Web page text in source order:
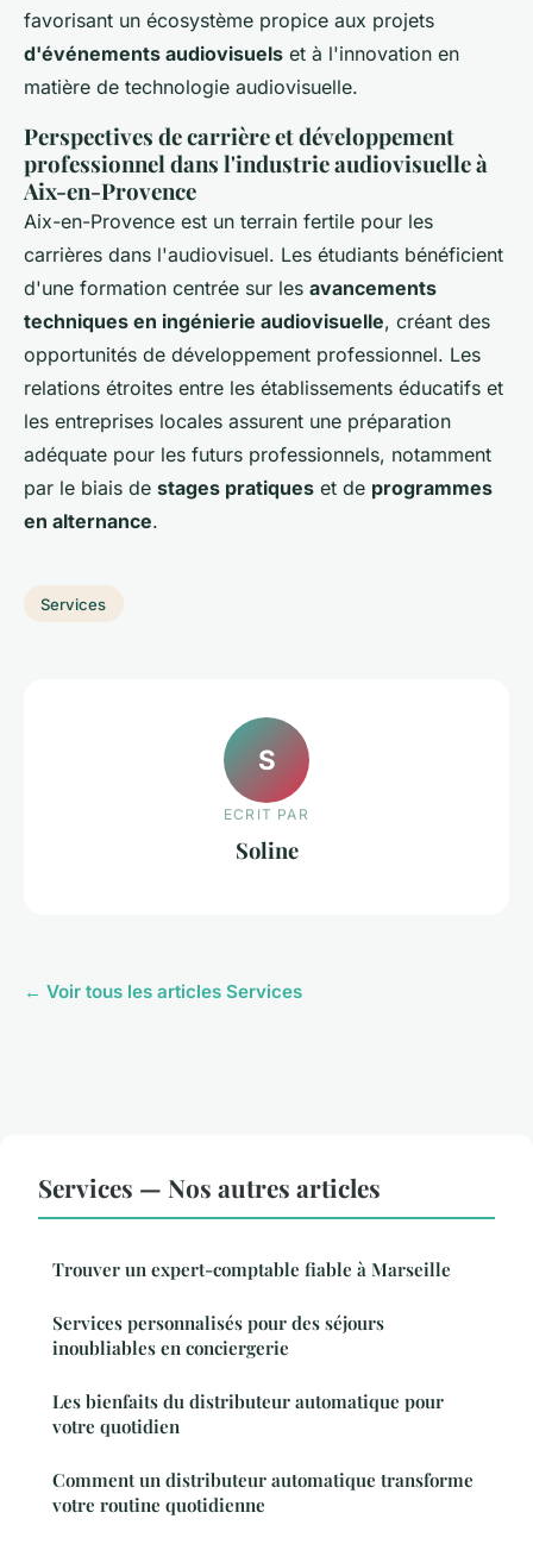
favorisant un écosystème propice aux projets
d'événements audiovisuels et à l'innovation en
matière de technologie audiovisuelle.
Perspectives de carrière et développement
professionnel dans l'industrie audiovisuelle à
Aix-en-Provence
Aix-en-Provence est un terrain fertile pour les
carrières dans l'audiovisuel. Les étudiants bénéficient
d'une formation centrée sur les avancements
techniques en ingénierie audiovisuelle, créant des
opportunités de développement professionnel. Les
relations étroites entre les établissements éducatifs et
les entreprises locales assurent une préparation
adéquate pour les futurs professionnels, notamment
par le biais de stages pratiques et de programmes
en alternance.
Services
S
ECRIT PAR
Soline
← Voir tous les articles Services
Services — Nos autres articles
Trouver un expert-comptable fiable à Marseille
Services personnalisés pour des séjours
inoubliables en conciergerie
Les bienfaits du distributeur automatique pour
votre quotidien
Comment un distributeur automatique transforme
votre routine quotidienne